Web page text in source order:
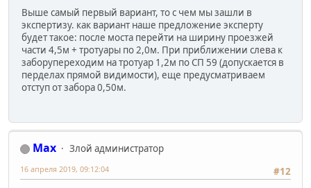
Выше самый первый вариант, то с чем мы зашли в
экспертизу. как вариант наше предложение эксперту
будет такое: после моста перейти на ширину проезжей
части 4,5м + тротуары по 2,0м. При приближении слева к
заборупереходим на тротуар 1,2м по СП 59 (допускается в
перделах прямой видимости), еще предусматриваем
отступ от забора 0,50м.
Max
Злой администратор
#12
16 апреля 2019, 09:12:04